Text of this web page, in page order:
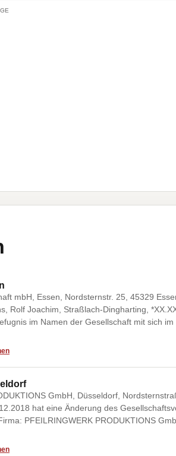
mbH, Essen, Nordsternstr. 25, 45329
Rolf Joachim, Straßlach-Dingharting,
im Namen der Gesellschaft mit sich
GmbH, Düsseldorf,
hat eine Änderung des
PFEILRINGWERK PRODUKTIONS